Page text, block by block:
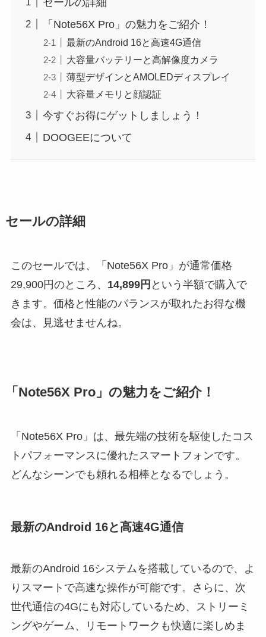
「Note56X Pro」の魅力をご紹介！
最新のAndroid 16と高速4G通信
大容量バッテリーと高解像度カメラ
薄型デザインとAMOLEDディスプレイ
大容量メモリと顔認証
今すぐお得にゲットしましょう！
DOOGEEについて
セールの詳細
このセールでは、「Note56X Pro」が通常価格
29,900円のところ、 14,899円 という半額で購入で
きます。価格と性能のバランスが取れたお得な機
会は、見逃せませんね。
「Note56X Pro」の魅力をご紹介！
「Note56X Pro」は、最先端の技術を駆使したコス
トパフォーマンスに優れたスマートフォンです。
どんなシーンでも頼れる相棒となるでしょう。
最新のAndroid 16と高速4G通信
最新のAndroid 16システムを搭載しているので、よ
りスマートで高速な操作が可能です。さらに、次
世代通信の4Gにも対応しているため、ストリーミ
ングやゲーム、リモートワークも快適に楽しめま